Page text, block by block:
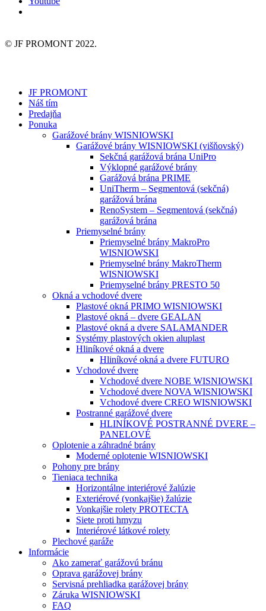
© JF PROMONT 2022.
JF PROMONT
Náš tím
Predajňa
Ponuka
Garážové brány WISNIOWSKI
Garážové brány WISNIOWSKI (višňovský)
Sekčná garážová brána UniPro
Výklopné garážové brány
Garážová brána PRIME
UniTherm – Segmentová (sekčná)
garážová brána
RenoSystem – Segmentová (sekčná)
garážová brána
Priemyselné brány
Priemyselné brány MakroPro
WISNIOWSKI
Priemyselné brány MakroTherm
WISNIOWSKI
Priemyselné brány PRESTO 50
Okná a vchodové dvere
Plastové okná PRIMO WISNIOWSKI
Plastové okná – dvere GEALAN
Plastové okná a dvere SALAMANDER
Systémy plastových okien aluplast
Hliníkové okná a dvere
Hliníkové okná a dvere FUTURO
Vchodové dvere
Vchodové dvere NOBE WISNIOWSKI
Vchodové dvere NOVA WISNIOWSKI
Vchodové dvere CREO WISNIOWSKI
Postranné garážové dvere
HLINÍKOVÉ POSTRANNÉ DVERE –
PANELOVÉ
Oplotenie a záhradné brány
Moderné oplotenie WISNIOWSKI
Pohony pre brány
Tieniaca technika
Horizontálne interiérové žalúzie
Exteriérové (vonkajšie) žalúzie
Vonkajšie rolety PROTECTA
Siete proti hmyzu
Interiérové látkové rolety
Plechové garáže
Informácie
Ako zamerať garážovú bránu
Oprava garážovej brány
Servisná prehliadka garážovej brány
Záruka WISNIOWSKI
FAQ